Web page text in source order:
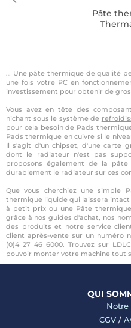
Pâte
… Une pâte thermique de qualité
une fois votre PC en
investissement pour obtenir de
Vous avez en tête des
nichant sous le système de
pour cela besoin de Pads
Pads thermique en cuivre si le
Il s'agit d'un chipset, d'une carte
dont le radiateur n'est pas
proposons également de la
durablement le radiateur sur ces
Que vous cherchiez une simple
thermique liquide qui laissera
à petit prix ou une Pâte
grâce à nos guides d'achat, nos
des produits et notre service
client après-vente sur un numéro
(0)4 27 46 6000. Trouvez sur
pouvoir monter votre machine tout
QUI
Notre
CGV/